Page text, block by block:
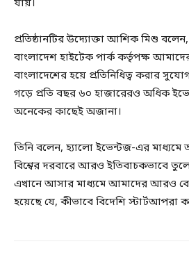
যায়।
প্রতিষ্ঠানটির উদ্যোক্তা আশিক মিশু
বাংলাদেশ হাইটেক পার্ক কর্তৃপক্ষ
বাংলাদেশের হয়ে প্রতিনিধিত্ব করার
গড়ে প্রতি বছর ৬০ হাজারেরও অধিক
অনেকের কাছেই অজানা।
তিনি বলেন, হ্যালো ইভেন্টজ-এর
বিশ্বের দরবারে আরও ইতিবাচকভাবে তুলে
এখানে আসার মাধ্যমে আমাদের আরও
হয়েছে যে, কীভাবে বিদেশি স্টার্টআপরা